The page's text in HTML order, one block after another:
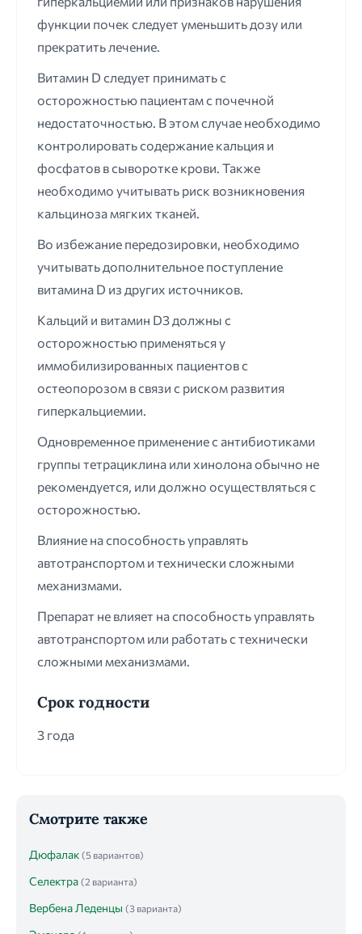
функции почек следует уменьшить дозу или
прекратить лечение.
Витамин D следует принимать с
осторожностью пациентам с почечной
недостаточностью. В этом случае необходимо
контролировать содержание кальция и
фосфатов в сыворотке крови. Также
необходимо учитывать риск возникновения
кальциноза мягких тканей.
Во избежание передозировки, необходимо
учитывать дополнительное поступление
витамина D из других источников.
Кальций и витамин D3 должны с
осторожностью применяться у
иммобилизированных пациентов с
остеопорозом в связи с риском развития
гиперкальциемии.
Одновременное применение с антибиотиками
группы тетрациклина или хинолона обычно не
рекомендуется, или должно осуществляться с
осторожностью.
Влияние на способность управлять
автотранспортом и технически сложными
механизмами.
Препарат не влияет на способность управлять
автотранспортом или работать с технически
сложными механизмами.
Срок годности
3 года
Смотрите также
Дюфалак (5 вариантов)
Селектра (2 варианта)
Вербена Леденцы (3 варианта)